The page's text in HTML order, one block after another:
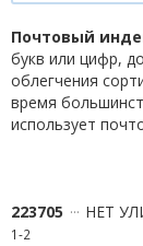
Почтовый
букв или цифр,
облегчения
время
использует
223705 НЕТ
1-2